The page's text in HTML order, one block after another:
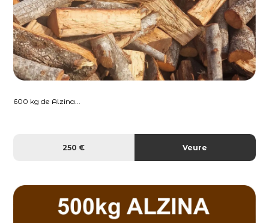
600 kg de Alzina...
250 € Veure